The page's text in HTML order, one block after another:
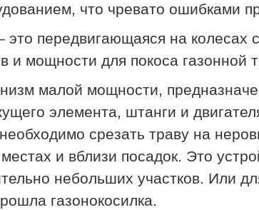
что чревато ошибками
передвигающаяся на колесах
и мощности для покоса
малой мощности,
элемента, штанги и
срезать траву на
и вблизи посадок. Это
небольших участков. Или
газонокосилка.